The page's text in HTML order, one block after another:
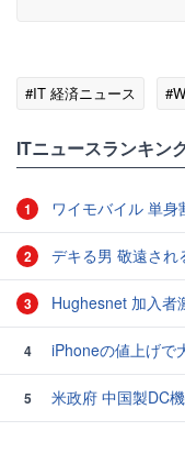
#IT 経済ニュース
ITニュースランキン
1 ワイモバイル 単身
2 デキる男 敬遠され
3 Hughesnet 加入者
4 iPhoneの値上げで大注目
5
米政府 中国製DC